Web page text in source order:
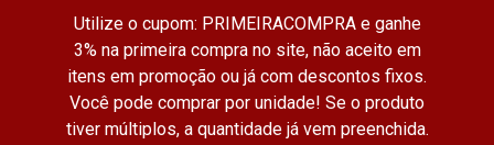
Utilize o cupom: PRIMEIRACOMPRA e ganhe
3% na primeira compra no site, não aceito em
itens em promoção ou já com descontos fixos.
Você pode comprar por unidade! Se o produto
tiver múltiplos, a quantidade já vem preenchida.